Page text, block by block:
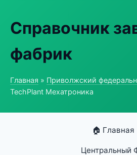
Справочник
фабрик
Главная » Приволжский
TechPlant Мехатроника
🏠 Главная
Центральный